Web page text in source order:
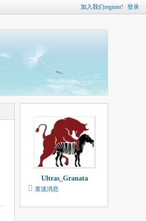
加入我们register! 登录
Ultras_Granata
发送消息